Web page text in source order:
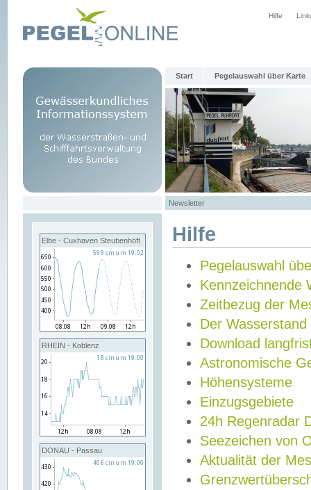
Hilfe
Start Pegelauswahl über Karte
Newsletter
Elbe - Cuxhaven Steubenhöft
RHEIN - Koblenz
DONAU - Passau
Hilfe
Pegelauswahl
Kennzeichnende
Zeitbezug der
Der Wasserstand
Download
Astronomische
Höhensysteme
Einzugsgebiete
24h Regenradar
Seezeichen von
Aktualität der